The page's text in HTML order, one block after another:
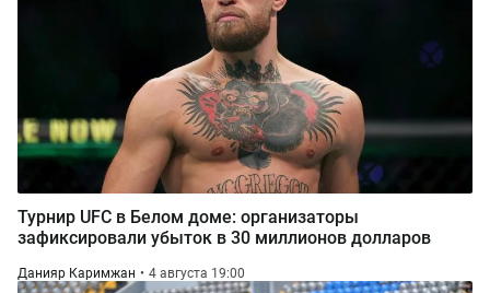
Турнир UFC в Белом доме: организаторы
зафиксировали убыток в 30 миллионов долларов
Данияр Каримжан 4 августа 19:00